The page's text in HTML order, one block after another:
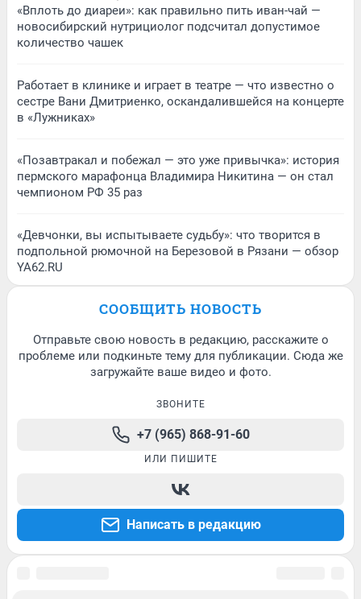
«Вплоть до диареи»: как правильно пить иван-чай —
новосибирский нутрициолог подсчитал допустимое
количество чашек
Работает в клинике и играет в театре — что известно о
сестре Вани Дмитриенко, оскандалившейся на концерте
в «Лужниках»
«Позавтракал и побежал — это уже привычка»: история
пермского марафонца Владимира Никитина — он стал
чемпионом РФ 35 раз
«Девчонки, вы испытываете судьбу»: что творится в
подпольной рюмочной на Березовой в Рязани — обзор
YA62.RU
СООБЩИТЬ НОВОСТЬ
Отправьте свою новость в редакцию, расскажите о
проблеме или подкиньте тему для публикации. Сюда же
загружайте ваше видео и фото.
ЗВОНИТЕ
+7 (965) 868-91-60
ИЛИ ПИШИТЕ
Написать в редакцию